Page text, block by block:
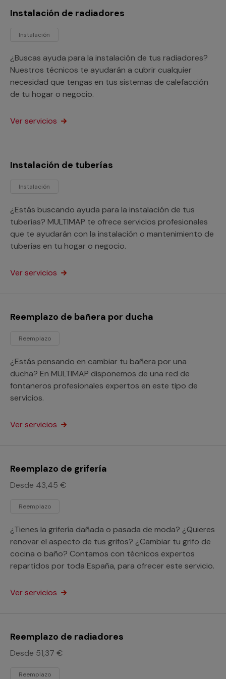
Instalación de radiadores
Instalación
¿Buscas ayuda para la instalación de tus radiadores?
Nuestros técnicos te ayudarán a cubrir cualquier
necesidad que tengas en tus sistemas de calefacción
de tu hogar o negocio.
Ver servicios
Instalación de tuberías
Instalación
¿Estás buscando ayuda para la instalación de tus
tuberías? MULTIMAP te ofrece servicios profesionales
que te ayudarán con la instalación o mantenimiento de
tuberías en tu hogar o negocio.
Ver servicios
Reemplazo de bañera por ducha
Reemplazo
¿Estás pensando en cambiar tu bañera por una
ducha? En MULTIMAP disponemos de una red de
fontaneros profesionales expertos en este tipo de
servicios.
Ver servicios
Reemplazo de grifería
Desde 43,45 €
Reemplazo
¿Tienes la grifería dañada o pasada de moda? ¿Quieres
renovar el aspecto de tus grifos? ¿Cambiar tu grifo de
cocina o baño? Contamos con técnicos expertos
repartidos por toda España, para ofrecer este servicio.
Ver servicios
Reemplazo de radiadores
Desde 51,37 €
Reemplazo